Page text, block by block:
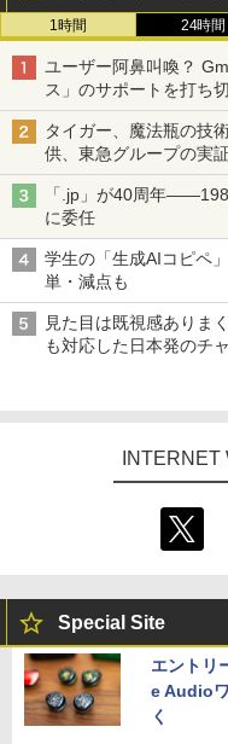
1時間 24時間
ユーザー阿鼻叫喚？
ス」のサポートを打ち
タイガー、魔法瓶の技
供、東急グループの実
ル TIVIP」
「.jp」が40周年
に委任
学生の「生成AIコピペ
単・減点も
見た目は既視感ありま
も対応した日本発のチ
INTERNET
Special Site
エントリ
e Audio
く